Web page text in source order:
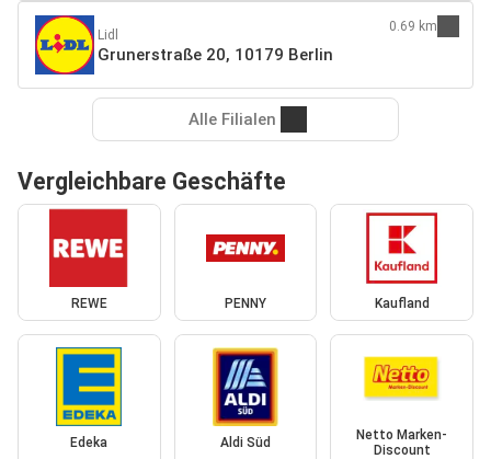
Lidl
Grunerstraße 20, 10179 Berlin
0.69 km
Alle Filialen
Vergleichbare Geschäfte
REWE PENNY Kaufland
Edeka Aldi Süd
Netto Marken-
Discount